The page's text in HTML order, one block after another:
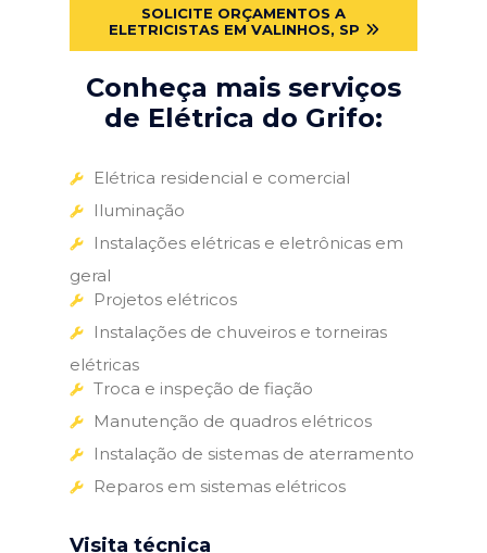
SOLICITE ORÇAMENTOS A
ELETRICISTAS EM VALINHOS, SP
Conheça mais serviços
de Elétrica do Grifo:
Elétrica residencial e comercial
Iluminação
Instalações elétricas e eletrônicas em
geral
Projetos elétricos
Instalações de chuveiros e torneiras
elétricas
Troca e inspeção de fiação
Manutenção de quadros elétricos
Instalação de sistemas de aterramento
Reparos em sistemas elétricos
Visita técnica